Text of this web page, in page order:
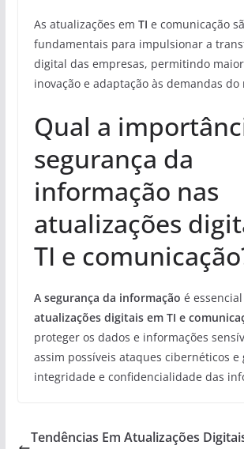
As atualizações em TI e comunicação
fundamentais para impulsionar a
digital das empresas, permitindo
inovação e adaptação às demandas do
Qual a
segurança da
informação nas
atualizações
TI e
A segurança da informação é essencial
atualizações digitais em TI e
proteger os dados e informações
assim possíveis ataques cibernéticos e
integridade e confidencialidade das
Tendências Em Atualizações